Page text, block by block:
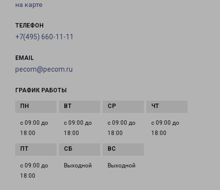
на карте
ТЕЛЕФОН
+7(495) 660-11-11
EMAIL
pecom@pecom.ru
ГРАФИК РАБОТЫ
с 09:00 до
18:00
с 09:00 до
18:00
с 09:00 до
18:00
с 09:00 до
18:00
с 09:00 до
18:00
Выходной Выходной